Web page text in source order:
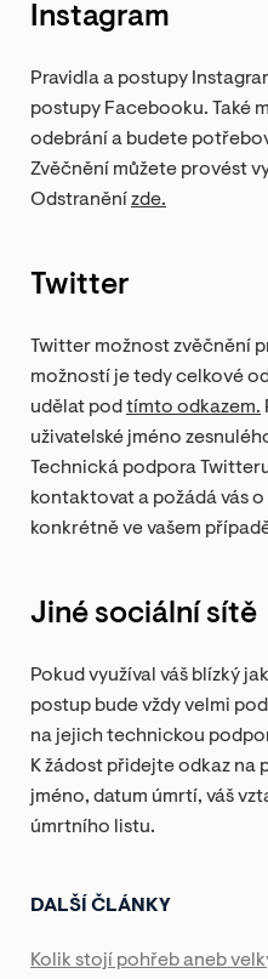
Instagram
Pravidla a postupy
postupy Facebooku. Také
odebrání a budete
Zvěčnění můžete provést
Odstraněnízde.
Twitter
Twitter možnost zvěčnění
možností je tedy celkové
udělat pod tímto odkazem.
uživatelské jméno
Technická podpora
kontaktovat a požádá vás
konkrétně ve vašem
Jiné sociální sítě
Pokud využíval váš blízký
postup bude vždy velmi
na jejich technickou
K žádost přidejte odkaz na
jméno, datum úmrtí, váš
úmrtního listu.
DALŠÍ ČLÁNKY
Kolik stojí pohřeb aneb